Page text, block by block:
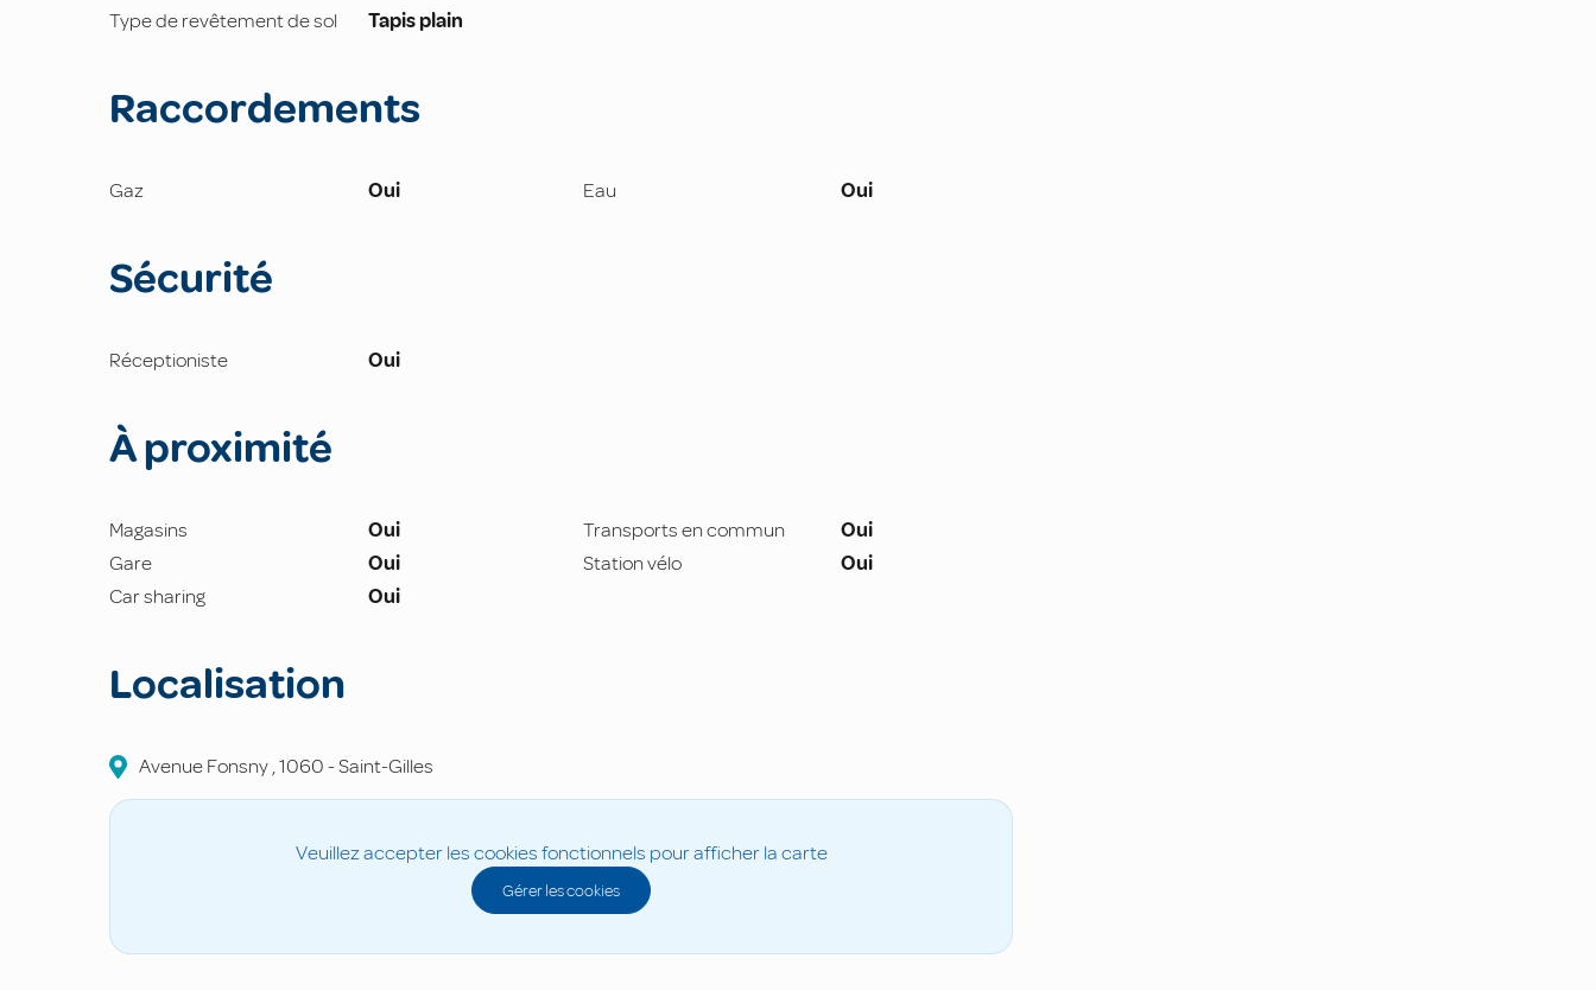
Type de revêtement de sol Tapis plain
Raccordements
Gaz Oui Eau Oui
Sécurité
Réceptioniste Oui
À proximité
Magasins Oui Transports en commun
Oui
Gare
Oui Station vélo
Oui
Car sharing
Oui
Localisation
Avenue Fonsny,1060-Saint-Gilles
Veuillez accepter les cookies fonctionnels pour afficher la carte
Gérer les cookies